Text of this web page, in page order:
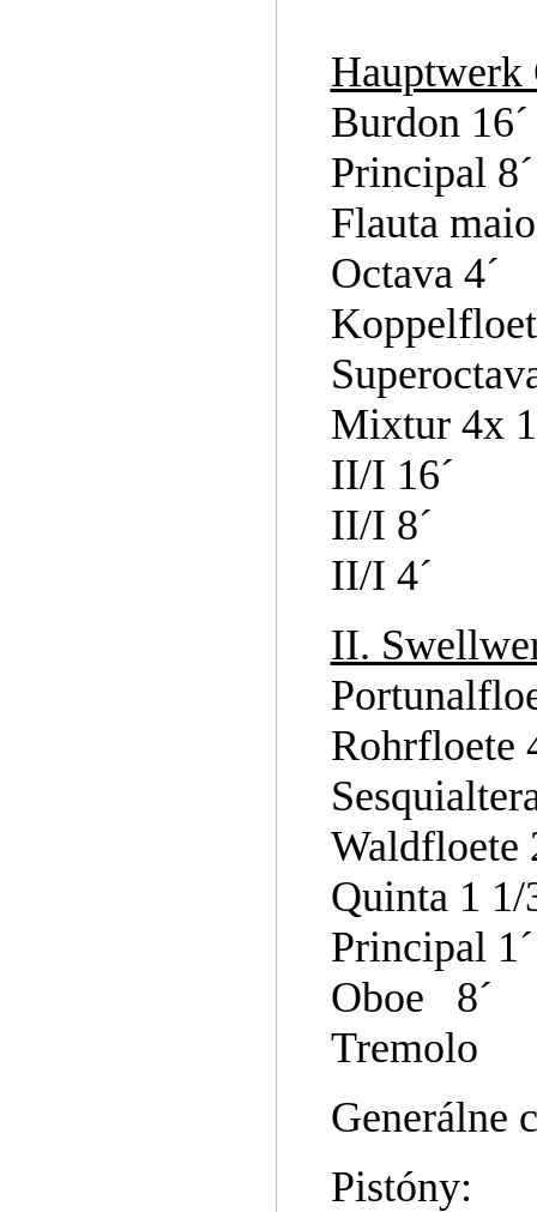
Hauptwerk
Burdon 16´
Principal 8´
Flauta
Octava 4´
Mixtur 4x
II/I 16´
II/I 8´
II/I 4´
II.
Rohrfloete
Waldfloete
Quinta 1 1/
Principal 1´
Oboe 8´
Tremolo
Generálne
Pistóny: